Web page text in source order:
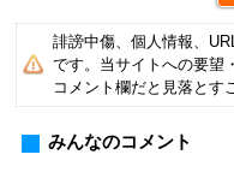
誹謗中傷、個人情報、
です。当サイトへの要望
コメント欄だと見落とす
みんなのコメント